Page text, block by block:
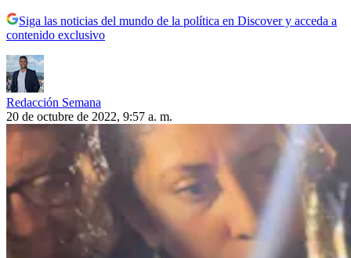
Siga las noticias del mundo de la política en Discover y acceda a
contenido exclusivo
Redacción Semana
20 de octubre de 2022, 9:57 a. m.